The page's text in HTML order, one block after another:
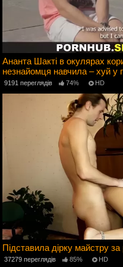
Ананта Шакті в окулярах
незнайомця навчила – хуй у
9191 переглядів 74% HD
Підставила дірку майстру
37279 переглядів 85% HD